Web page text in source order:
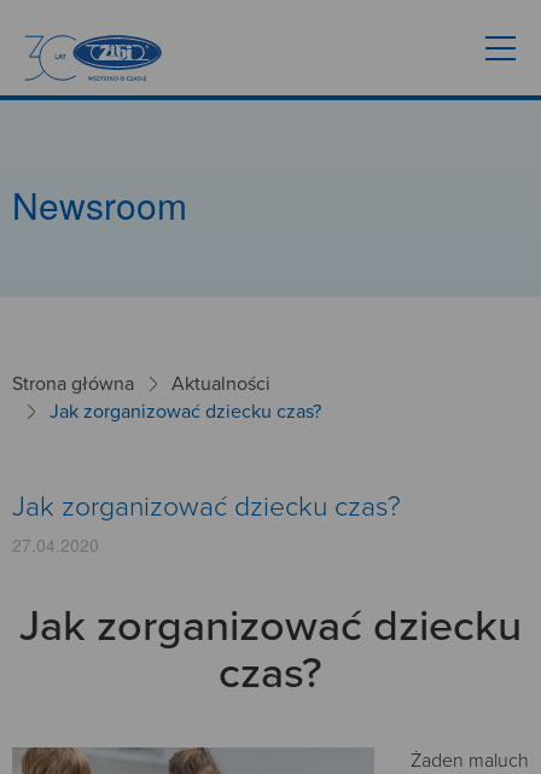
Newsroom
Strona główna
Aktualności
Jak zorganizować dziecku czas?
Jak zorganizować dziecku czas?
27.04.2020
Jak zorganizować dziecku
czas?
Żaden maluch